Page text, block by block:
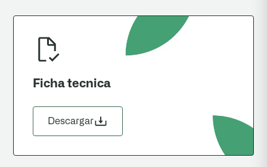
Ficha tecnica
Descargar